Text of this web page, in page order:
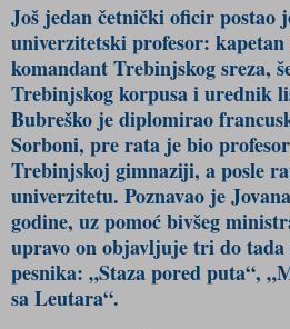
Još jedan četnički oficir postao
univerzitetski profesor:
komandant Trebinjskog sreza,
Trebinjskog korpusa i urednik
Bubreško je diplomirao
Sorboni, pre rata je bio
Trebinjskoj gimnaziji, a posle
univerzitetu. Poznavao je
godine, uz pomoć bivšeg
upravo on objavljuje tri do tada
pesnika: „Staza pored puta“,
sa Leutara“.